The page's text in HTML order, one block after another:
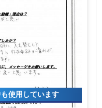
使用しています